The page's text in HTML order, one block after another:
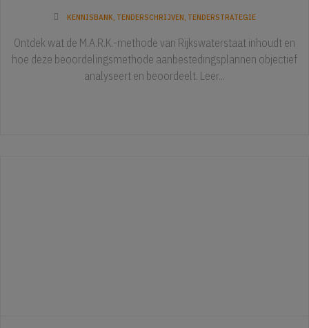
KENNISBANK TENDERSCHRIJVEN TENDERSTRATEGIE
Ontdek wat de M.A.R.K.-methode van Rijkswaterstaat inhoudt en
hoe deze beoordelingsmethode aanbestedingsplannen objectief
analyseert en beoordeelt. Leer...